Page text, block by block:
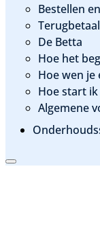
Bestellen
De Betta
Hoe het
Hoe wen je
Hoe start
Algemene